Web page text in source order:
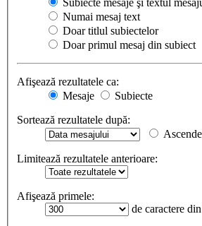
Subiecte mesaje şi textul
Numai mesaj text
Doar titlul subiectelor
Doar primul mesaj din subiect
Afişează rezultatele ca:
Mesaje
Subiecte
Sortează rezultatele după:
Limitează rezultatele anterioare:
Afişează primele:
de caractere